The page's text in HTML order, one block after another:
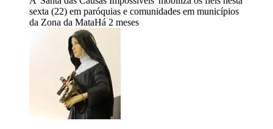
sexta (22) em paróquias e comunidades em municípios
da Zona da MataHá 2 meses